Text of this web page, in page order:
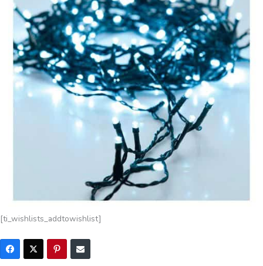
[ti_wishlists_addtowishlist]